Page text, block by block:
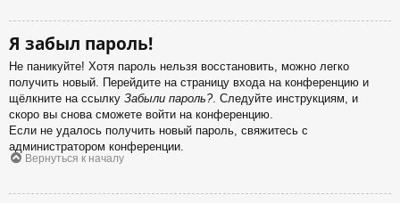
Я забыл пароль!
Не паникуйте! Хотя пароль нельзя восстановить, можно легко
получить новый. Перейдите на страницу входа на конференцию и
щёлкните на ссылку Забыли пароль?. Следуйте инструкциям, и
скоро вы снова сможете войти на конференцию.
Если не удалось получить новый пароль, свяжитесь с
администратором конференции.
Вернуться к началу